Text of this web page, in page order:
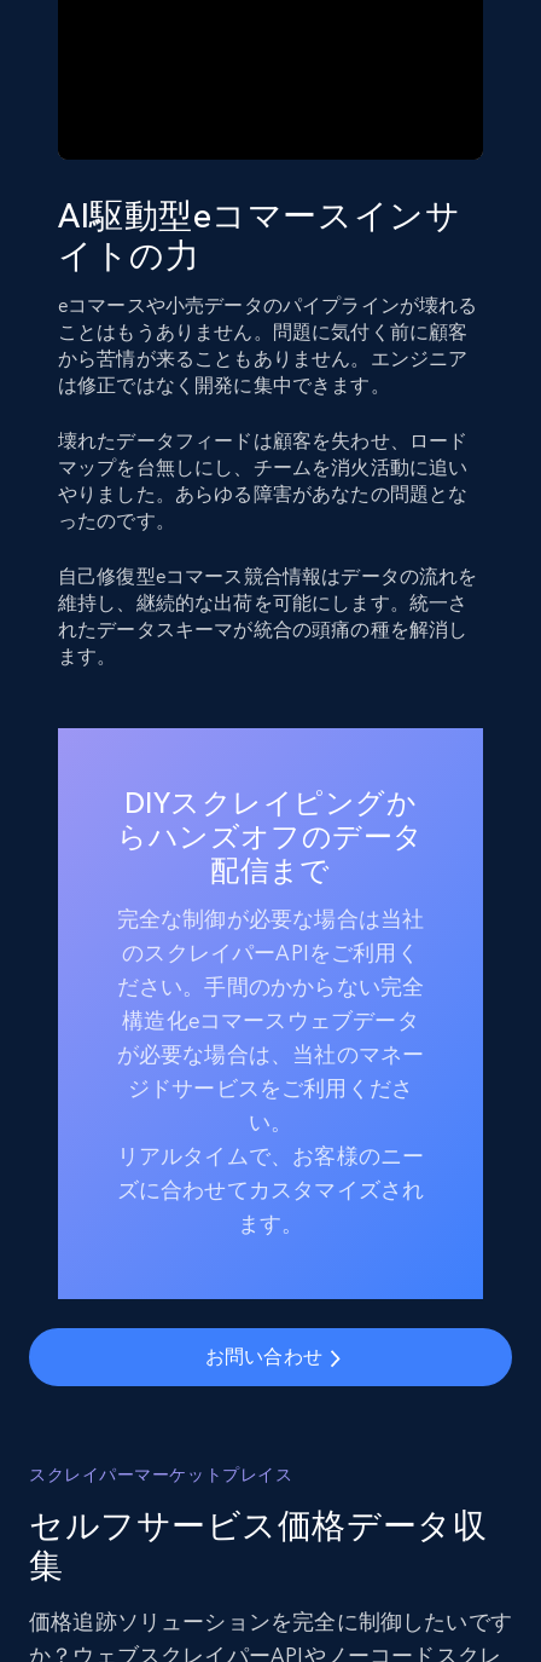
AI駆動型eコマースインサ
イトの力
eコマースや小売データのパイプラインが壊れる
ことはもうありません。問題に気付く前に顧客
から苦情が来ることもありません。エンジニア
は修正ではなく開発に集中できます。
壊れたデータフィードは顧客を失わせ、ロード
マップを台無しにし、チームを消火活動に追い
やりました。あらゆる障害があなたの問題とな
ったのです。
自己修復型eコマース競合情報はデータの流れを
維持し、継続的な出荷を可能にします。統一さ
れたデータスキーマが統合の頭痛の種を解消し
ます。
DIYスクレイピングか
らハンズオフのデータ
配信まで
完全な制御が必要な場合は当社
のスクレイパーAPIをご利用く
ださい。手間のかからない完全
構造化eコマースウェブデータ
が必要な場合は、当社のマネー
ジドサービスをご利用くださ
い。
リアルタイムで、お客様のニー
ズに合わせてカスタマイズされ
ます。
お問い合わせ
スクレイパーマーケットプレイス
セルフサービス価格データ収
集
価格追跡ソリューションを完全に制御したいです
か？ウェブスクレイパーAPIやノーコードスクレ